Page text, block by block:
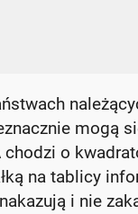
mogą
o
na tablicy
i nie